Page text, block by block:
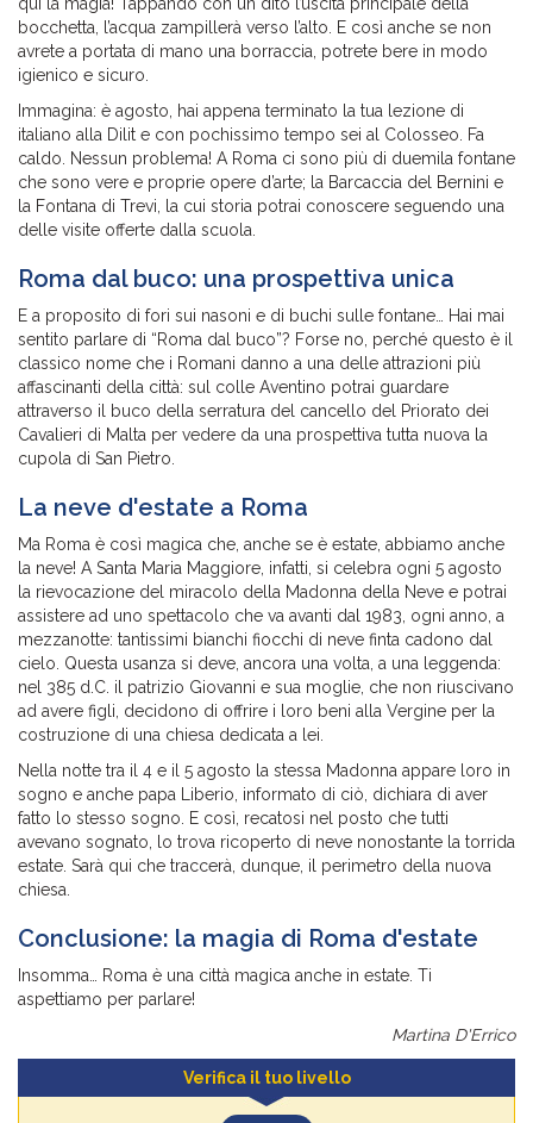
bocchetta, l’acqua zampillerà verso l’alto. E così anche se non
avrete a portata di mano una borraccia, potrete bere in modo
igienico e sicuro.
Immagina: è agosto, hai appena terminato la tua lezione di
italiano alla Dilit e con pochissimo tempo sei al Colosseo. Fa
caldo. Nessun problema! A Roma ci sono più di duemila fontane
che sono vere e proprie opere d’arte; la Barcaccia del Bernini e
la Fontana di Trevi, la cui storia potrai conoscere seguendo una
delle visite offerte dalla scuola.
Roma dal buco: una prospettiva unica
E a proposito di fori sui nasoni e di buchi sulle fontane… Hai mai
sentito parlare di “Roma dal buco”? Forse no, perché questo è il
classico nome che i Romani danno a una delle attrazioni più
affascinanti della città: sul colle Aventino potrai guardare
attraverso il buco della serratura del cancello del Priorato dei
Cavalieri di Malta per vedere da una prospettiva tutta nuova la
cupola di San Pietro.
La neve d'estate a Roma
Ma Roma è così magica che, anche se è estate, abbiamo anche
la neve! A Santa Maria Maggiore, infatti, si celebra ogni 5 agosto
la rievocazione del miracolo della Madonna della Neve e potrai
assistere ad uno spettacolo che va avanti dal 1983, ogni anno, a
mezzanotte: tantissimi bianchi fiocchi di neve finta cadono dal
cielo. Questa usanza si deve, ancora una volta, a una leggenda:
nel 385 d.C. il patrizio Giovanni e sua moglie, che non riuscivano
ad avere figli, decidono di offrire i loro beni alla Vergine per la
costruzione di una chiesa dedicata a lei.
Nella notte tra il 4 e il 5 agosto la stessa Madonna appare loro in
sogno e anche papa Liberio, informato di ciò, dichiara di aver
fatto lo stesso sogno. E così, recatosi nel posto che tutti
avevano sognato, lo trova ricoperto di neve nonostante la torrida
estate. Sarà qui che traccerà, dunque, il perimetro della nuova
chiesa.
Conclusione: la magia di Roma d'estate
Insomma… Roma è una città magica anche in estate. Ti
aspettiamo per parlare!
Martina D'Errico
Verifica il tuo livello